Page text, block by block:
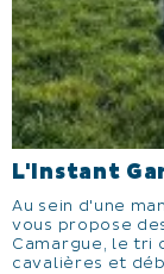
L'Instant
Au sein d'une
vous propose
Camargue, le tri
cavalières et